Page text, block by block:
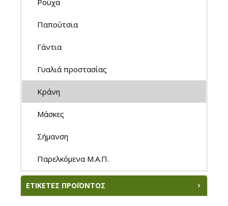
Ρούχα
Παπούτσια
Γάντια
Γυαλιά προστασίας
Κράνη
Μάσκες
Σήμανση
Παρελκόμενα Μ.Α.Π.
ΕΤΙΚΈΤΕΣ ΠΡΟΪΌΝΤΟΣ